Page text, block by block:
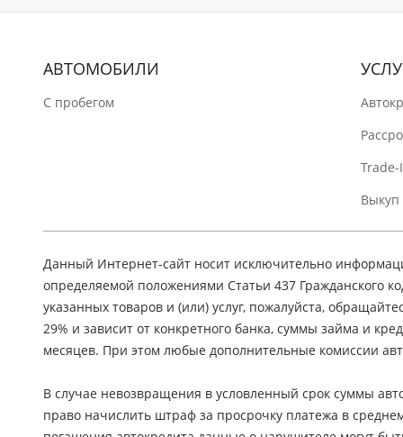
АВТОМОБИЛИ
C пробегом
Выкуп
Данный Интернет-сайт носит исключительно
определяемой положениями Статьи 437 Гражданского
указанных товаров и (или) услуг, пожалуйста,
29% и зависит от конкретного банка, суммы займа и
месяцев. При этом любые дополнительные комиссии
В случае невозвращения в условленный срок суммы
право начислить штраф за просрочку платежа в